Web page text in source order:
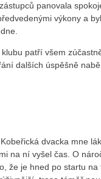
panovala
výkony a
patří všem
dalších úspěšně
Kobeřická dvacka mne
na ní vyšel čas. O
že je hned po startu na